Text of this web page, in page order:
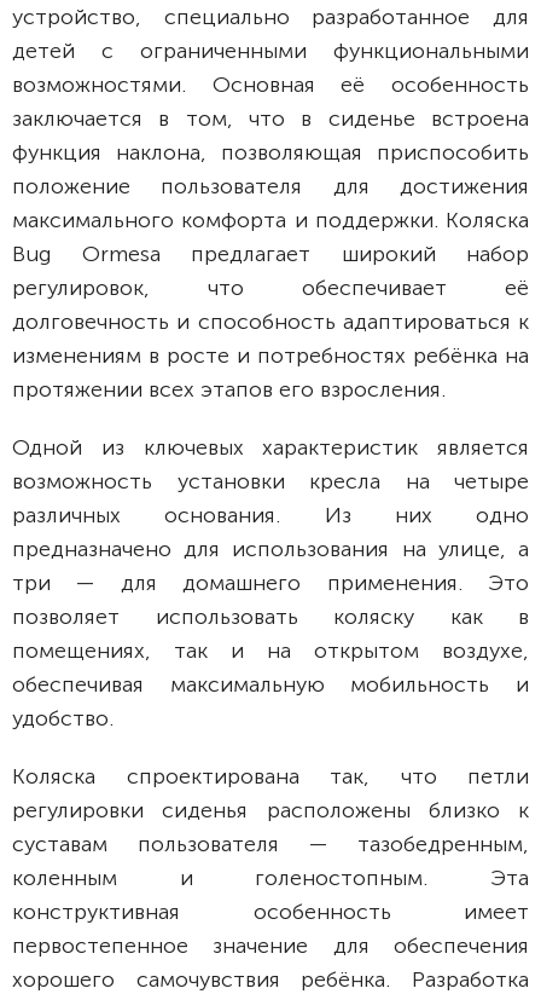
устройство, специально разработанное для
детей с ограниченными функциональными
возможностями. Основная её особенность
заключается в том, что в сиденье встроена
функция наклона, позволяющая приспособить
положение пользователя для достижения
максимального комфорта и поддержки. Коляска
Bug Ormesa предлагает широкий набор
регулировок, что обеспечивает её
долговечность и способность адаптироваться к
изменениям в росте и потребностях ребёнка на
протяжении всех этапов его взросления.
Одной из ключевых характеристик является
возможность установки кресла на четыре
различных основания. Из них одно
предназначено для использования на улице, а
три — для домашнего применения. Это
позволяет использовать коляску как в
помещениях, так и на открытом воздухе,
обеспечивая максимальную мобильность и
удобство.
Коляска спроектирована так, что петли
регулировки сиденья расположены близко к
суставам пользователя — тазобедренным,
коленным и голеностопным. Эта
конструктивная особенность имеет
первостепенное значение для обеспечения
хорошего самочувствия ребёнка. Разработка